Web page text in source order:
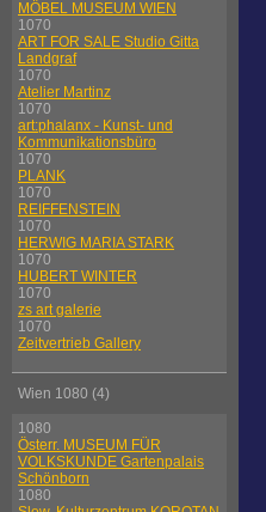
MÖBEL MUSEUM WIEN
1070
ART FOR SALE Studio Gitta
Landgraf
1070
Atelier Martinz
1070
art:phalanx - Kunst- und
Kommunikationsbüro
1070
PLANK
1070
REIFFENSTEIN
1070
HERWIG MARIA STARK
1070
HUBERT WINTER
1070
zs art galerie
1070
Zeitvertrieb Gallery
Wien 1080 (4)
1080
Österr. MUSEUM FÜR
VOLKSKUNDE Gartenpalais
Schönborn
1080